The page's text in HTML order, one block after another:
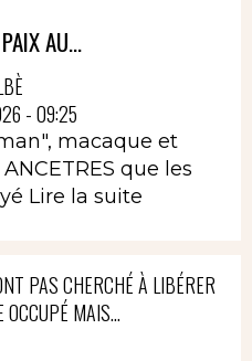
AU...
- 09:25
macaque et
que les
Lire la suite
PAS CHERCHÉ À LIBÉRER
MAIS...